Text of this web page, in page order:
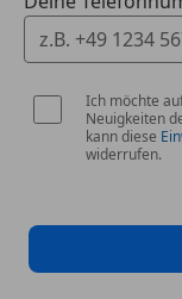
Ich möchte
Neuigkeiten
kann diese
widerrufen.